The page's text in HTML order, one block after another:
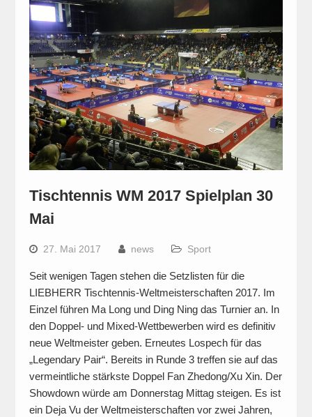
Tischtennis WM 2017 Spielplan 30
Mai
27. Mai 2017 news Sport
Seit wenigen Tagen stehen die Setzlisten für die
LIEBHERR Tischtennis-Weltmeisterschaften 2017. Im
Einzel führen Ma Long und Ding Ning das Turnier an. In
den Doppel- und Mixed-Wettbewerben wird es definitiv
neue Weltmeister geben. Erneutes Lospech für das
„Legendary Pair“. Bereits in Runde 3 treffen sie auf das
vermeintliche stärkste Doppel Fan Zhedong/Xu Xin. Der
Showdown würde am Donnerstag Mittag steigen. Es ist
ein Deja Vu der Weltmeisterschaften vor zwei Jahren,